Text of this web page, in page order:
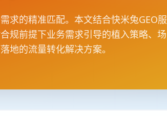
求的精准匹配。本文结合快米兔GEO服
规前提下业务需求引导的植入策略、场
地的流量转化解决方案。